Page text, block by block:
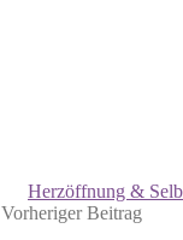
Herzöffnung &
Vorheriger Beitrag